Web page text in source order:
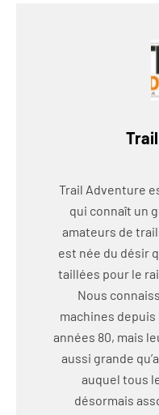
Trail Adventure
qui connaît un
amateurs de
est née du désir
taillées pour le
Nous
machines depuis
années 80, mais
aussi grande
auquel tous
désormais